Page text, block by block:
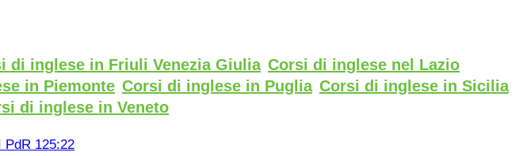
di inglese in Friuli Venezia Giulia Corsi di inglese nel Lazio
in Piemonte Corsi di inglese in Puglia Corsi di inglese in Sicilia
di inglese in Veneto
PdR 125:22